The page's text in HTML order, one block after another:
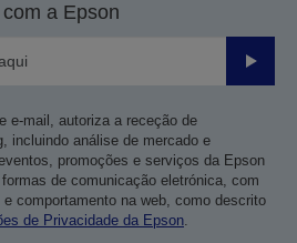
a Epson
Enviar
e-mail, autoriza a receção de
incluindo análise de mercado e
promoções e serviços da Epson
de comunicação eletrónica, com
comportamento na web, como descrito
de Privacidade da Epson.